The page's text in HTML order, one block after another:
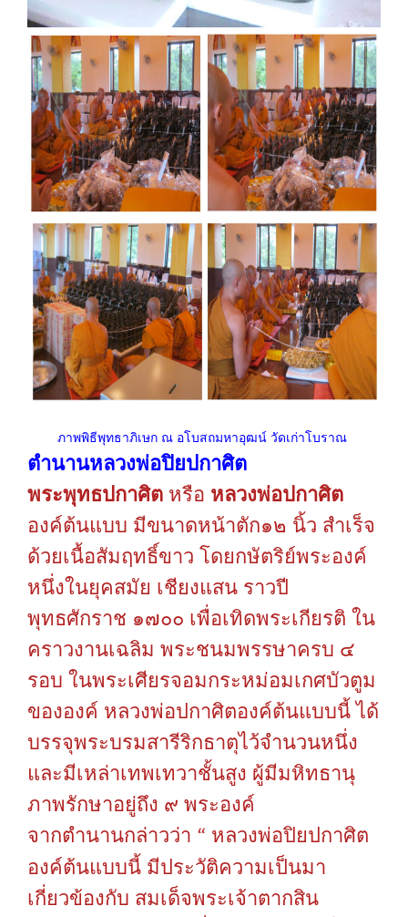
ภาพพิธีพุทธาภิเษก ณ อโบสถมหาอุฒน์ วัดเก่าโบราณ
ตำนานหลวงพ่อปิยปกาศิต
พระพุทธปกาศิต หรือ หลวงพ่อปกาศิต
องค์ต้นแบบ มีขนาดหน้าตัก๑๒ นิ้ว สำเร็จ
ด้วยเนื้อสัมฤทธิ์ขาว โดยกษัตริย์พระองค์
หนึ่งในยุคสมัย เชียงแสน ราวปี
พุทธศักราช ๑๗๐๐ เพื่อเทิดพระเกียรติ ใน
คราวงานเฉลิม พระชนมพรรษาครบ ๔
รอบ ในพระเศียรจอมกระหม่อมเกศบัวตูม
ขององค์ หลวงพ่อปกาศิตองค์ต้นแบบนี้ ได้
บรรจุพระบรมสารีริกธาตุไว้จำนวนหนึ่ง
และมีเหล่าเทพเทวาชั้นสูง ผู้มีมหิทธานุ
ภาพรักษาอยู่ถึง ๙ พระองค์
จากตำนานกล่าวว่า “ หลวงพ่อปิยปกาศิต
องค์ต้นแบบนี้ มีประวัติความเป็นมา
เกี่ยวข้องกับ สมเด็จพระเจ้าตากสิน